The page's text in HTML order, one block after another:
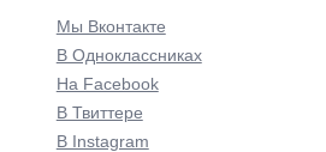
Мы Вконтакте
В Одноклассниках
На Facebook
В Твиттере
В Instagram